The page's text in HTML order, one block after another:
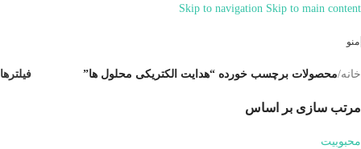
Skip to navigation Skip to main content
منو
خانه/محصولات برچسب خورده “هدایت الکتریکی محلول ها” فیلترها
مرتب سازی بر اساس
محبوبیت